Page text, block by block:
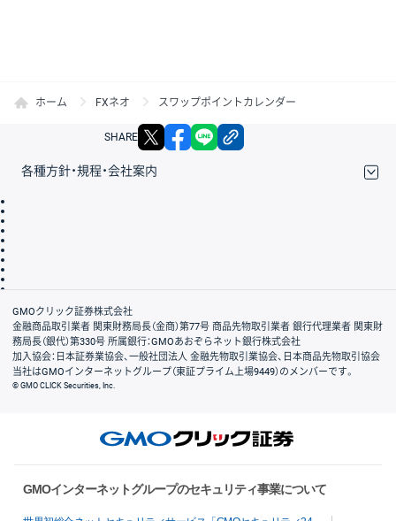
ホーム FXネオ スワップポイントカレンダー
SHARE X facebook
各種方針・規程・会社案内
会社案内
GMOクリック証券株式会社
金融商品取引業者 関東財務局長（金商）第77号 商品先物取引業者 銀行代理業者 関東財
務局長（銀代）第330号 所属銀行：GMOあおぞらネット銀行株式会社
加入協会：日本証券業協会、一般社団法人 金融先物取引業協会、日本商品先物取引協会
当社はGMOインターネットグループ（東証プライム上場9449）のメンバーです。
© GMO CLICK Securities, Inc.
GMOインターネットグループのセキュリティ事業について